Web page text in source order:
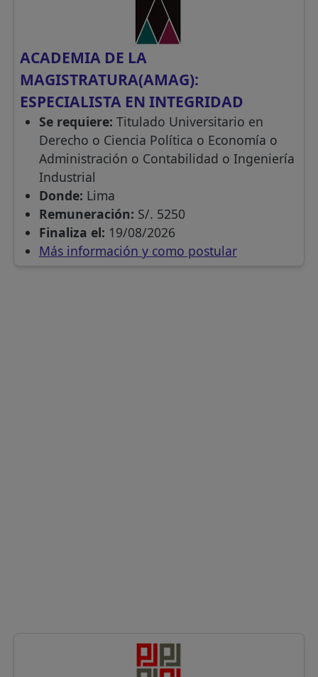
ACADEMIA DE LA
MAGISTRATURA(AMAG):
ESPECIALISTA EN INTEGRIDAD
Se requiere: Titulado Universitario en
Derecho o Ciencia Política o Economía o
Administración o Contabilidad o Ingeniería
Industrial
Donde: Lima
Remuneración: S/. 5250
Finaliza el: 19/08/2026
Más información y como postular